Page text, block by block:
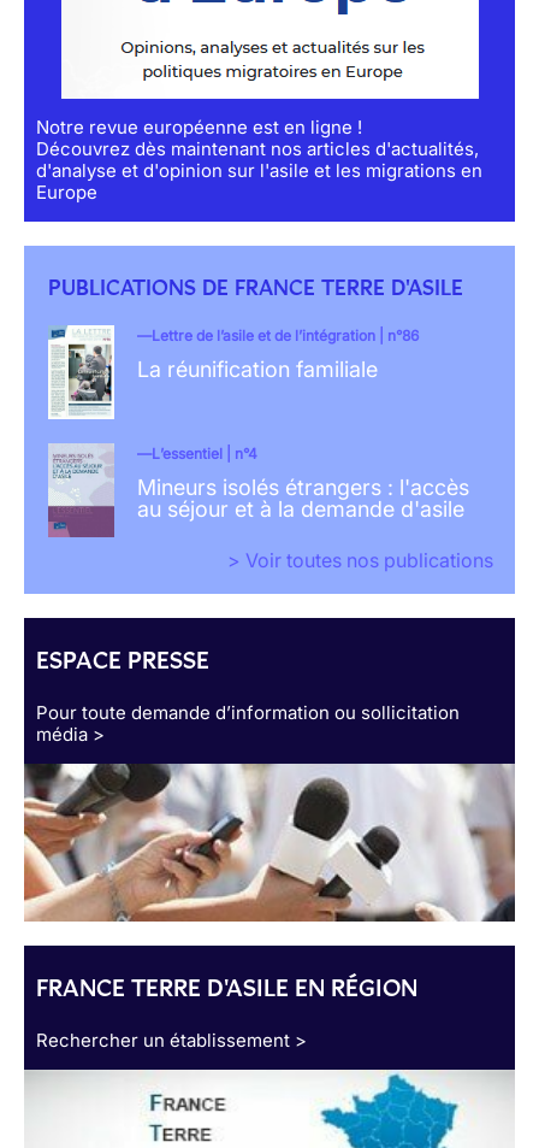
Notre revue européenne est en ligne !
Découvrez dès maintenant nos articles d'actualités,
d'analyse et d'opinion sur l'asile et les migrations en
Europe
PUBLICATIONS DE FRANCE TERRE D'ASILE
Lettre de l’asile et de l’intégration | n°86
La réunification familiale
L’essentiel | n°4
Mineurs isolés étrangers : l'accès
au séjour et à la demande d'asile
> Voir toutes nos publications
ESPACE PRESSE
Pour toute demande d’information ou sollicitation
média >
FRANCE TERRE D'ASILE EN RÉGION
Rechercher un établissement >